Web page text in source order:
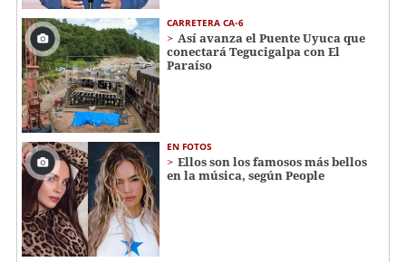
CARRETERA CA-6
Así avanza el Puente Uyuca que
conectará Tegucigalpa con El
Paraíso
EN FOTOS
Ellos son los famosos más bellos
en la música, según People